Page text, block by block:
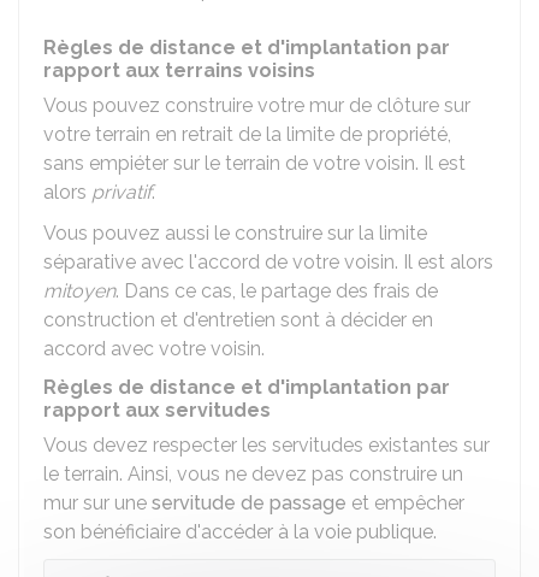
Règles de distance et d'implantation par
rapport aux terrains voisins
Vous pouvez construire votre mur de clôture sur
votre terrain en retrait de la limite de propriété,
sans empiéter sur le terrain de votre voisin. Il est
alors privatif.
Vous pouvez aussi le construire sur la limite
séparative avec l'accord de votre voisin. Il est alors
mitoyen. Dans ce cas, le partage des frais de
construction et d'entretien sont à décider en
accord avec votre voisin.
Règles de distance et d'implantation par
rapport aux servitudes
Vous devez respecter les servitudes existantes sur
le terrain. Ainsi, vous ne devez pas construire un
mur sur une servitude de passage et empêcher
son bénéficiaire d'accéder à la voie publique.